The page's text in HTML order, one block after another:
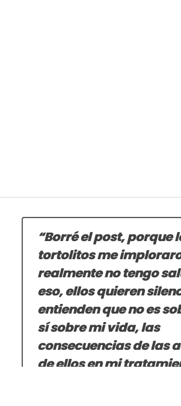
“Borré el post, porque
tortolitos me
realmente no tengo
eso, ellos quieren
entienden que no es
sí sobre mi vida, las
consecuencias de las
de ellos en mi